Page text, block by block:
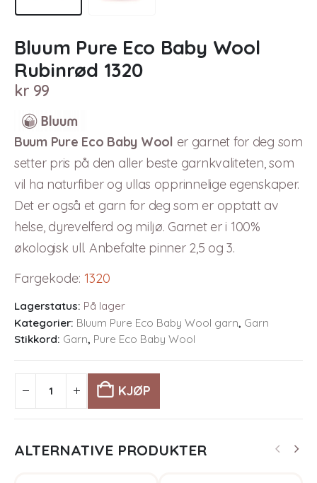
Bluum Pure Eco Baby Wool
Rubinrød 1320
kr 99
Buum Pure Eco Baby Wool er garnet for deg som
setter pris på den aller beste garnkvaliteten, som
vil ha naturfiber og ullas opprinnelige egenskaper.
Det er også et garn for deg som er opptatt av
helse, dyrevelferd og miljø. Garnet er i 100%
økologisk ull. Anbefalte pinner 2,5 og 3.
Fargekode: 1320
Lagerstatus: På lager
Kategorier: Bluum Pure Eco Baby Wool garn, Garn
Stikkord: Garn, Pure Eco Baby Wool
KJØP
ALTERNATIVE PRODUKTER